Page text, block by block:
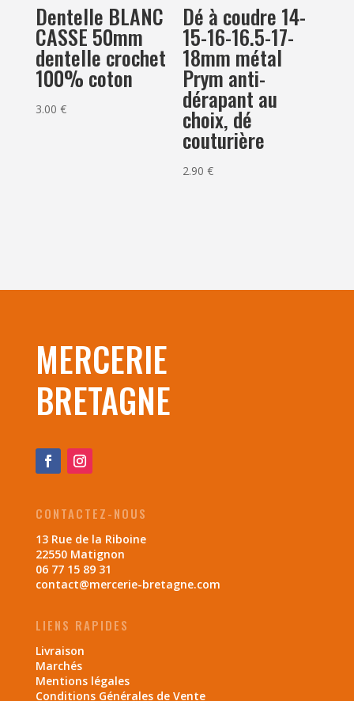
Dentelle BLANC
CASSE 50mm
dentelle crochet
100% coton
3.00 €
Dé à coudre 14-
15-16-16.5-17-
18mm métal
Prym anti-
dérapant au
choix, dé
couturière
2.90€
MERCERIE
BRETAGNE
CONTACTEZ-NOUS
13 Rue de la Riboine
22550 Matignon
06 77 15 89 31
contact@mercerie-bretagne.com
LIENS RAPIDES
Livraison
Marchés
Mentions légales
Conditions Générales de Vente